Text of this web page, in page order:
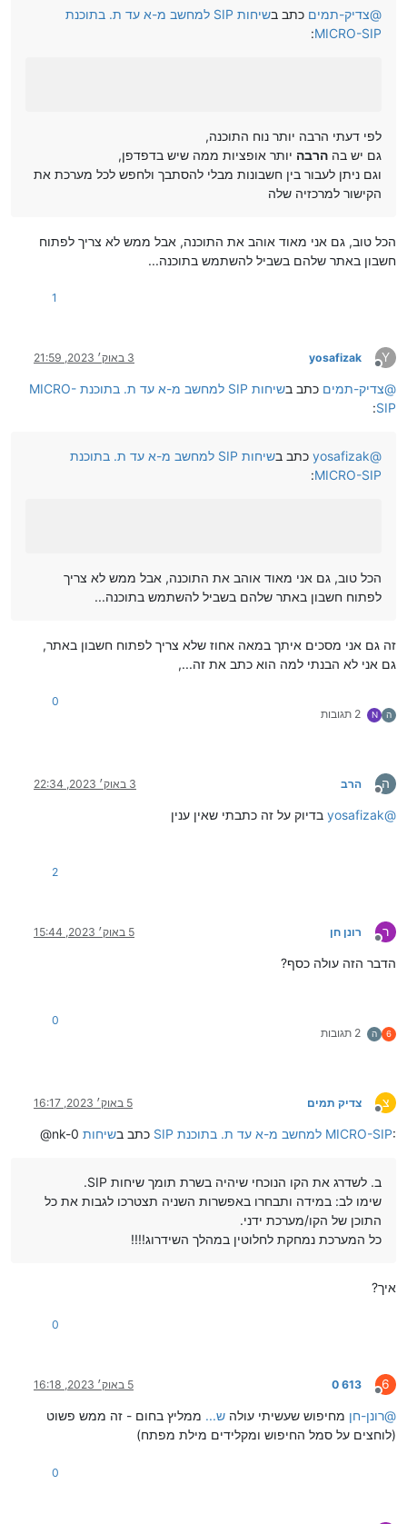
@צדיק-תמים כתב ב
שיחות SIP למחשב מ-א עד ת. בתוכנת
MICRO-SIP
:
לפי דעתי הרבה יותר נוח התוכנה,
גם יש בה הרבה יותר אופציות ממה שיש בדפדפן,
וגם ניתן לעבור בין חשבונות מבלי להסתבך ולחפש לכל מערכת את
הקישור למרכזיה שלה
הכל טוב, גם אני מאוד אוהב את התוכנה, אבל ממש לא צריך לפתוח
חשבון באתר שלהם בשביל להשתמש בתוכנה...
1
Y
מנותק
yosafizak 3 באוק׳ 2023, 21:59
@צדיק-תמים כתב ב
שיחות SIP למחשב מ-א עד ת. בתוכנת MICRO-
SIP
:
@
yosafizak כתב ב
שיחות SIP למחשב מ-א עד ת. בתוכנת
MICRO-SIP
:
הכל טוב, גם אני מאוד אוהב את התוכנה, אבל ממש לא צריך
לפתוח חשבון באתר שלהם בשביל להשתמש בתוכנה...
זה גם אני מסכים איתך במאה אחוז שלא צריך לפתוח חשבון באתר,
גם אני לא הבנתי למה הוא כתב את זה...,
ה N 2 תגובות
0
ה
מנותק
הרב 3 באוק׳ 2023, 22:34
@
yosafizak בדיוק על זה כתבתי שאין ענין
2
ר
מנותק
רונן חן 5 באוק׳ 2023, 15:44
הדבר הזה עולה כסף?
6 ה 2 תגובות
0
צ
מנותק
צדיק תמים 5 באוק׳ 2023, 16:17
@nk-0 כתב ב שיחות SIP למחשב מ-א עד ת. בתוכנת MICRO-SIP:
ב. לשדרג את הקו הנוכחי שיהיה בשרת תומך שיחות SIP.
שימו לב: במידה ותבחרו באפשרות השניה תצטרכו לגבות את כל
התוכן של הקו/מערכת ידני.
כל המערכת נמחקת לחלוטין במהלך השידרוג!!!!
איך?
0
6
מנותק
613 0 5 באוק׳ 2023, 16:18
@רונן-חן מחיפוש שעשיתי עולה ש... ממליץ בחום - זה ממש פשוט
(לוחצים על סמל החיפוש ומקלידים מילת מפתח)
0